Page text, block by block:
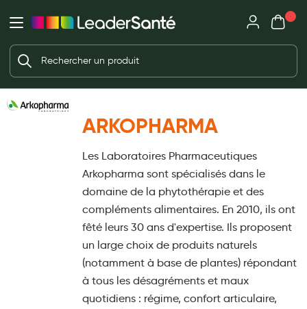
Ma Pharmacie LeaderSanté
Ouvrir l'application
Ouvrir
Créer un compte
Mon
Votre panier est vide
Beauté et soin
Visage
Soins mains et ongles
Dentifrices et bains de bouche
ARKOPHARMA
Les Laboratoires Pharmaceutiques
Arkopharma sont spécialisés dans le
domaine de la phytothérapie et des
compléments alimentaires. En 2010, ils ont
fêté leurs 30 ans d'expertise. Ils proposent
un large choix de produits naturels
(notamment à base de plantes) répondant
à tous les désagréments et maux
quotidiens : régime, confort articulaire,